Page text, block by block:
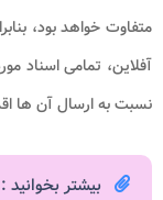
متفاوت خواهد بود،
آفلاین، تمامی اسناد
نسبت به ارسال آن‌ ها
بیشتر بخوانید :